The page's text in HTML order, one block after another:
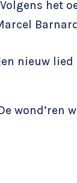
het
nieuw lied
wond’ren